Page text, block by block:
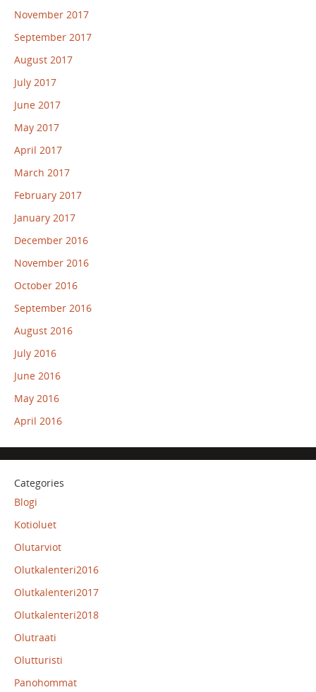
November 2017
September 2017
August 2017
July 2017
June 2017
May 2017
April 2017
March 2017
February 2017
January 2017
December 2016
November 2016
October 2016
September 2016
August 2016
July 2016
June 2016
May 2016
April 2016
Categories
Blogi
Kotioluet
Olutarviot
Olutkalenteri2016
Olutkalenteri2017
Olutkalenteri2018
Olutraati
Olutturisti
Panohommat